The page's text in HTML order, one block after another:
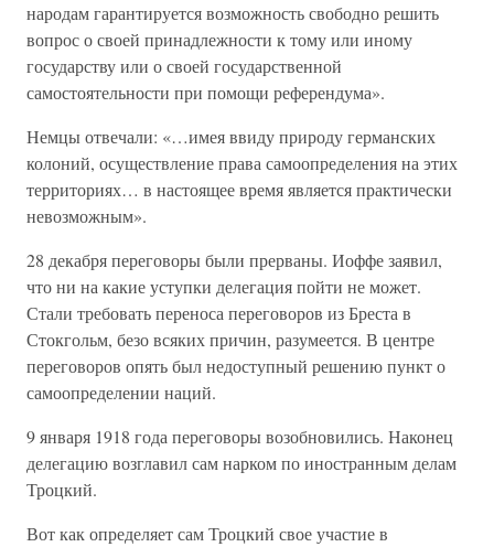
народам гарантируется возможность свободно решить
вопрос о своей принадлежности к тому или иному
государству или о своей государственной
самостоятельности при помощи референдума».
Немцы отвечали: «…имея ввиду природу германских
колоний, осуществление права самоопределения на этих
территориях… в настоящее время является практически
невозможным».
28 декабря переговоры были прерваны. Иоффе заявил,
что ни на какие уступки делегация пойти не может.
Стали требовать переноса переговоров из Бреста в
Стокгольм, безо всяких причин, разумеется. В центре
переговоров опять был недоступный решению пункт о
самоопределении наций.
9 января 1918 года переговоры возобновились. Наконец
делегацию возглавил сам нарком по иностранным делам
Троцкий.
Вот как определяет сам Троцкий свое участие в